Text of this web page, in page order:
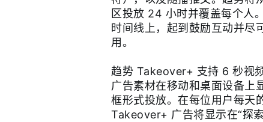
区投放 24 小时并覆盖每个人
时间线上，起到鼓励互动并尽
用。
趋势 Takeover+ 支持 6 秒视
广告素材在移动和桌面设备上
框形式投放。在每位用户每天
Takeover+ 广告将显示在“探